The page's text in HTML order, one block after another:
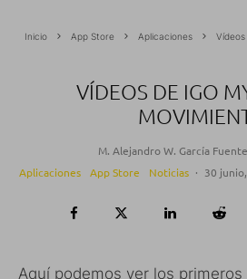
Inicio App Store Aplicaciones
VÍDEOS DE IGO
M. Alejandro W. García
Aplicaciones
App Store Noticias · 30
Aquí podemos ver los primeros